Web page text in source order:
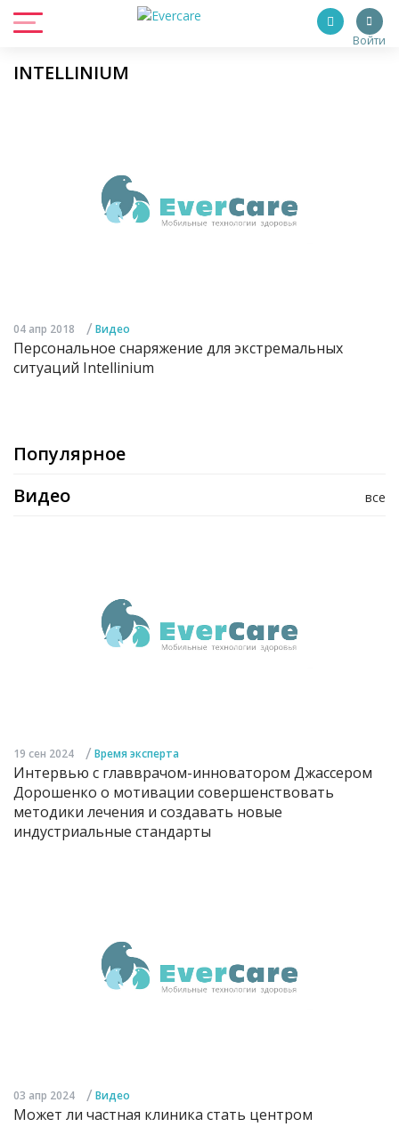
Войти
INTELLINIUM
04 апр 2018 / Видео
Персональное снаряжение для экстремальных
ситуаций Intellinium
Популярное
все
Видео
19 сен 2024 / Время эксперта
Интервью с главврачом-инноватором Джассером
Дорошенко о мотивации совершенствовать
методики лечения и создавать новые
индустриальные стандарты
03 апр 2024 / Видео
Может ли частная клиника стать центром